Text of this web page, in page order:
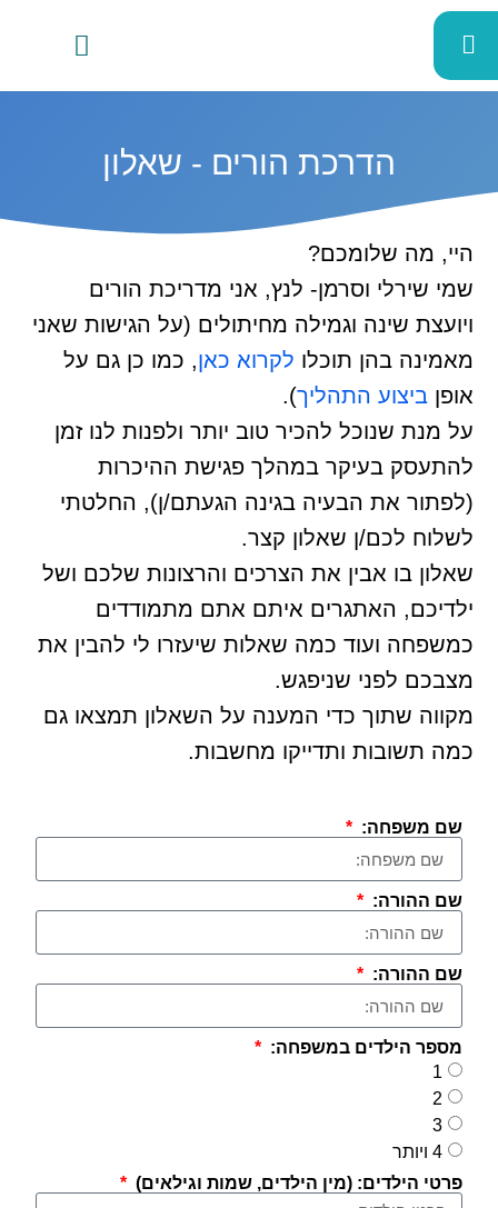
הדרכת הורים - שאלון
היי, מה שלומכם?
שמי שירלי וסרמן- לנץ, אני מדריכת הורים
ויועצת שינה וגמילה מחיתולים (על הגישות שאני
מאמינה בהן תוכלו לקרוא כאן, כמו כן גם על
אופןביצוע התהליך).
על מנת שנוכל להכיר טוב יותר ולפנות לנו זמן
להתעסק בעיקר במהלך פגישת ההיכרות
(לפתור את הבעיה בגינה הגעתם/ן), החלטתי
לשלוח לכם/ן שאלון קצר.
שאלון בו אבין את הצרכים והרצונות שלכם ושל
ילדיכם, האתגרים איתם אתם מתמודדים
כמשפחה ועוד כמה שאלות שיעזרו לי להבין את
מצבכם לפני שניפגש.
מקווה שתוך כדי המענה על השאלון תמצאו גם
כמה תשובות ותדייקו מחשבות.
שם משפחה:
שם ההורה:
שם ההורה:
מספר הילדים במשפחה:
1
2
3
4 ויותר
פרטי הילדים: (מין הילדים, שמות וגילאים)